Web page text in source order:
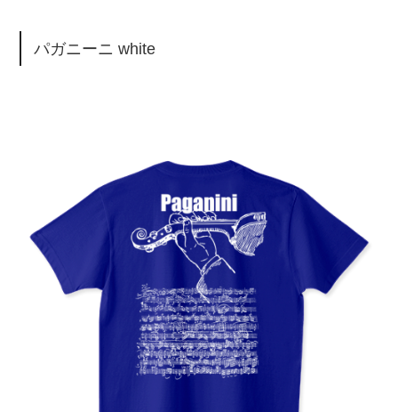
パガニーニ white